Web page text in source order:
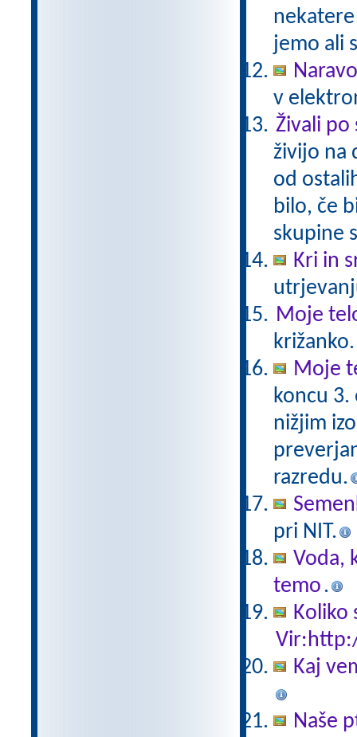
jemo ali
v
Živali po
živijo na
od
bilo, če
skupine
Kri in
Moje
Moje
koncu 3.
nižjim
razredu.
pri NIT.
Voda,
temo.
Koliko
Kaj
Naše